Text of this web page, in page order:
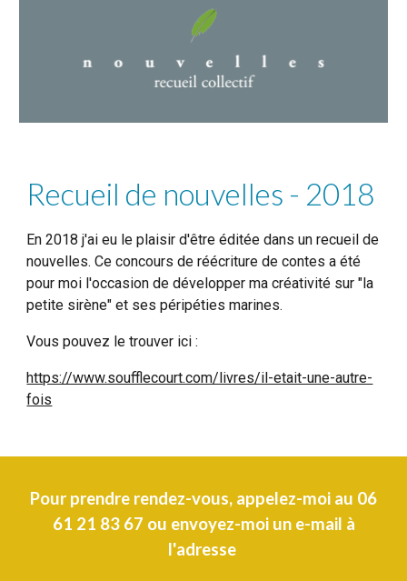
Recueil de nouvelles - 2018
En 2018 j'ai eu le plaisir d'être éditée dans un recueil de
nouvelles. Ce concours de réécriture de contes a été
pour moi l'occasion de développer ma créativité sur "la
petite sirène" et ses péripéties marines.
Vous pouvez le trouver ici :
https://www.soufflecourt.com/livres/il-etait-une-autre-
fois
Pour prendre rendez-vous, appelez-moi au 06
61 21 83 67 ou envoyez-moi un e-mail à
l'adresse